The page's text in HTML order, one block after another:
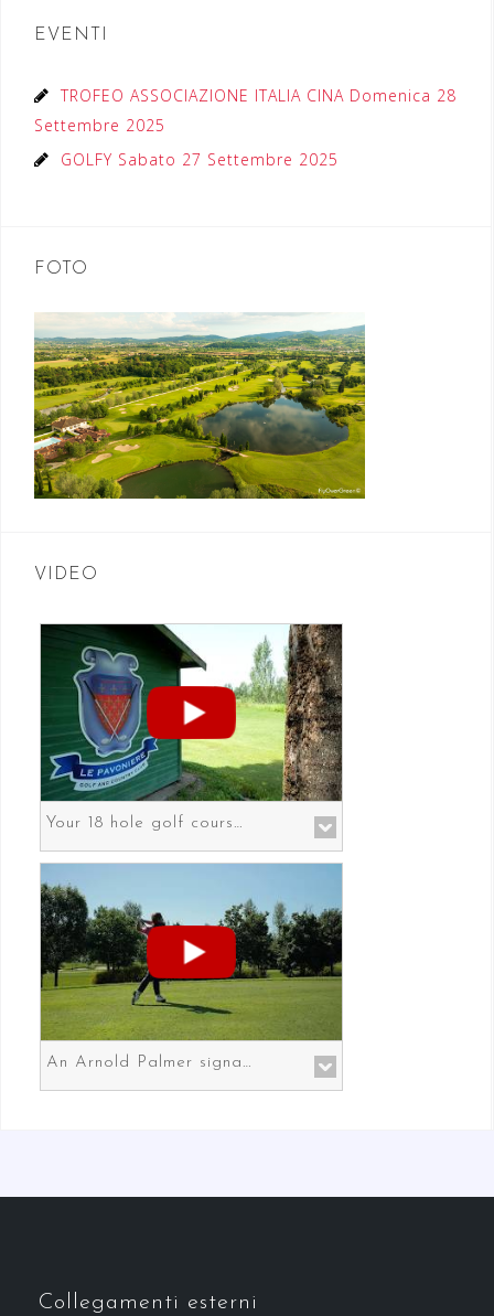
EVENTI
TROFEO ASSOCIAZIONE ITALIA CINA Domenica 28
Settembre 2025
GOLFY Sabato 27 Settembre 2025
FOTO
VIDEO
Your 18 hole golf course in Prato the gateway to Florence
An Arnold Palmer signature course in Prato the gateway to Florence
Collegamenti esterni